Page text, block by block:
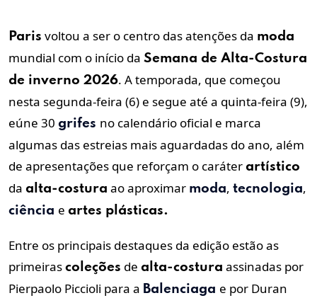
Paris voltou a ser o centro das atenções da moda
mundial com o início da Semana de Alta-Costura
de inverno 2026. A temporada, que começou
nesta segunda-feira (6) e segue até a quinta-feira (9),
eúne 30 grifes no calendário oficial e marca
algumas das estreias mais aguardadas do ano, além
de apresentações que reforçam o caráter artístico
da alta-costura ao aproximar moda, tecnologia,
ciência e artes plásticas.
Entre os principais destaques da edição estão as
primeiras coleções de alta-costura assinadas por
Pierpaolo Piccioli para a Balenciaga e por Duran